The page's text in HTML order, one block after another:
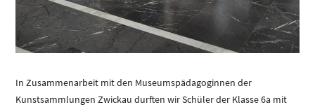
In Zusammenarbeit mit den Museumspädagoginnen der
Kunstsammlungen Zwickau durften wir Schüler der Klasse 6a mit